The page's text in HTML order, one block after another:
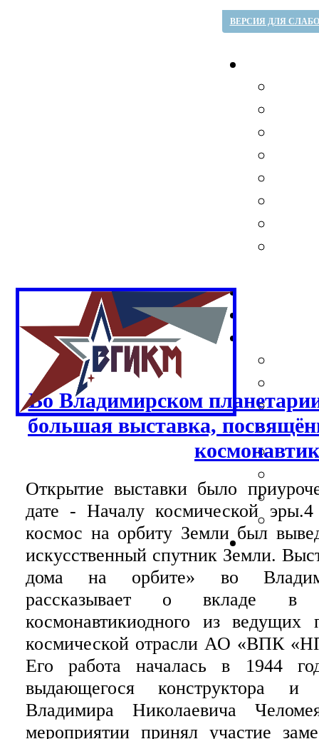
ВЕРСИЯ ДЛЯ
Во Владимирском
большая выставка,
Открытие выставки было
дате - Началу космической
космос на орбиту Земли был
искусственный спутник Земли.
дома на орбите» во
рассказывает о вкладе в
космонавтикиодного из ведущих
космической отрасли АО «ВПК
Его работа началась в 1944
выдающегося конструктора и
Владимира Николаевича
мероприятии принял участие